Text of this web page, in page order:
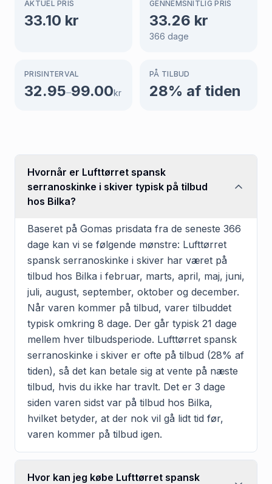
AKTUEL PRIS
33.10 kr
GENNEMSNITLIG PRIS
33.26 kr
366 dage
PRISINTERVAL
32.95–99.00kr
PÅ TILBUD
28% af tiden
Hvornår er Lufttørret spansk
serranoskinke i skiver typisk på tilbud
hos Bilka?
Baseret på Gomas prisdata fra de seneste 366
dage kan vi se følgende mønstre: Lufttørret
spansk serranoskinke i skiver har været på
tilbud hos Bilka i februar, marts, april, maj, juni,
juli, august, september, oktober og december.
Når varen kommer på tilbud, varer tilbuddet
typisk omkring 8 dage. Der går typisk 21 dage
mellem hver tilbudsperiode. Lufttørret spansk
serranoskinke i skiver er ofte på tilbud (28% af
tiden), så det kan betale sig at vente på næste
tilbud, hvis du ikke har travlt. Det er 3 dage
siden varen sidst var på tilbud hos Bilka,
hvilket betyder, at der nok vil gå lidt tid før,
varen kommer på tilbud igen.
Hvor kan jeg købe Lufttørret spansk